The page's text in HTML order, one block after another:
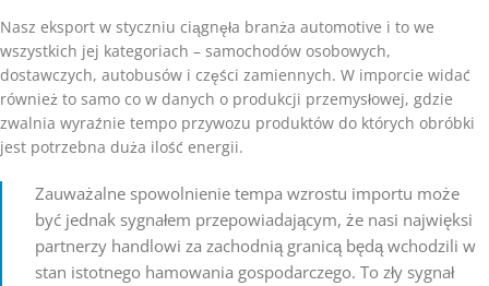
Nasz eksport w styczniu ciągnęła branża automotive i to we
wszystkich jej kategoriach – samochodów osobowych,
dostawczych, autobusów i części zamiennych. W imporcie widać
również to samo co w danych o produkcji przemysłowej, gdzie
zwalnia wyraźnie tempo przywozu produktów do których obróbki
jest potrzebna duża ilość energii.
Zauważalne spowolnienie tempa wzrostu importu może
być jednak sygnałem przepowiadającym, że nasi najwięksi
partnerzy handlowi za zachodnią granicą będą wchodzili w
stan istotnego hamowania gospodarczego. To zły sygnał